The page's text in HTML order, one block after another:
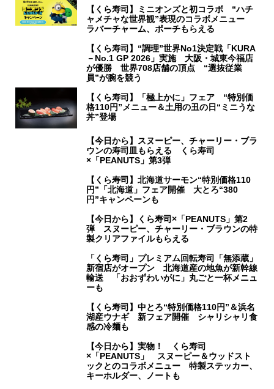
【くら寿司】ミニオンズと初コラボ “ハチ
ャメチャな世界観”表現のコラボメニュー
ラバーチャーム、ポーチもらえる
【くら寿司】“調理”世界No1決定戦「KURA
－No.1 GP 2026」実施 大阪・城東今福店
が優勝 世界708店舗の頂点 “選抜従業
員”が腕を競う
【くら寿司】「極上かに」フェア “特別価
格110円”メニュー＆土用の丑の日“ミニうな
丼”登場
【今日から】スヌーピー、チャーリー・ブラ
ウンの寿司皿もらえる くら寿司
×「PEANUTS」第3弾
【くら寿司】北海道サーモン“特別価格110
円”「北海道」フェア開催 大とろ“380
円”キャンペーンも
【今日から】くら寿司×「PEANUTS」第2
弾 スヌーピー、チャーリー・ブラウンの特
製クリアファイルもらえる
「くら寿司」プレミアム回転寿司「無添蔵」
新宿店がオープン 北海道産の地魚が新幹線
輸送 「おおずわいがに」丸ごと一杯メニュ
ーも
【くら寿司】中とろ“特別価格110円”＆浜名
湖産ウナギ 新フェア開催 シャリシャリ食
感の冷麺も
【今日から】実物！ くら寿司
×「PEANUTS」 スヌーピー＆ウッドスト
ックとのコラボメニュー 特製ステッカー、
キーホルダー、ノートも